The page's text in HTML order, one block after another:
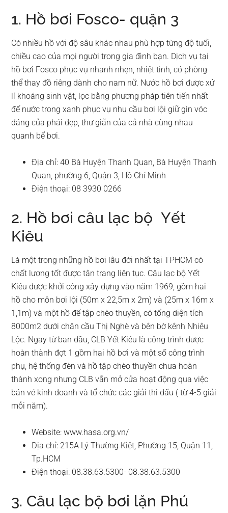
1. Hồ bơi Fosco- quận 3
Có nhiều hồ với độ sâu khác nhau phù hợp từng độ tuổi,
chiều cao của mọi người trong gia đình bạn. Dịch vụ tại
hồ bơi Fosco phục vụ nhanh nhẹn, nhiệt tình, có phòng
thể thay đồ riêng dành cho nam nữ. Nước hồ bơi được xử
lí khoáng sinh vật, lọc bằng phương pháp tiên tiến nhất
để nước trong xanh phục vụ nhu cầu bơi lội giữ gìn vóc
dáng của phái đẹp, thư giãn của cả nhà cùng nhau
quanh bể bơi.
Địa chỉ: 40 Bà Huyện Thanh Quan, Bà Huyện Thanh
Quan, phường 6, Quận 3, Hồ Chí Minh
Điện thoại: 08 3930 0266
2. Hồ bơi câu lạc bộ Yết
Kiêu
Là một trong những hồ bơi lâu đời nhất tại TPHCM có
chất lượng tốt được tân trang liên tục. Câu lạc bộ Yết
Kiêu được khởi công xây dựng vào năm 1969, gồm hai
hồ cho môn bơi lội (50m x 22,5m x 2m) và (25m x 16m x
1,1m) và một hồ để tập chèo thuyền, có tổng diện tích
8000m2 dưới chân cầu Thị Nghè và bên bờ kênh Nhiêu
Lộc. Ngay từ ban đầu, CLB Yết Kiêu là công trình được
hoàn thành đợt 1 gồm hai hồ bơi và một số công trình
phụ, hệ thống đèn và hồ tập chèo thuyền chưa hoàn
thành xong nhưng CLB vẫn mở cửa hoạt động qua việc
bán vé kinh doanh và tổ chức các giải thi đấu ( từ 4-5 giải
mỗi năm).
Website: www.hasa.org.vn/
Địa chỉ: 215A Lý Thường Kiệt, Phường 15, Quận 11,
Tp.HCM
Điện thoại: 08.38.63.5300- 08.38.63.5300
3. Câu lạc bộ bơi lặn Phú